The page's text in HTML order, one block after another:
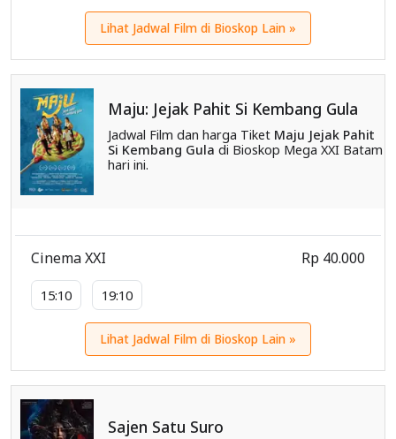
Lihat Jadwal Film di Bioskop Lain »
Maju: Jejak Pahit Si Kembang Gula
Jadwal Film dan harga Tiket Maju Jejak Pahit
Si Kembang Gula di Bioskop Mega XXI Batam
hari ini.
Cinema XXI
15:10 19:10
Rp 40.000
Lihat Jadwal Film di Bioskop Lain »
Sajen Satu Suro